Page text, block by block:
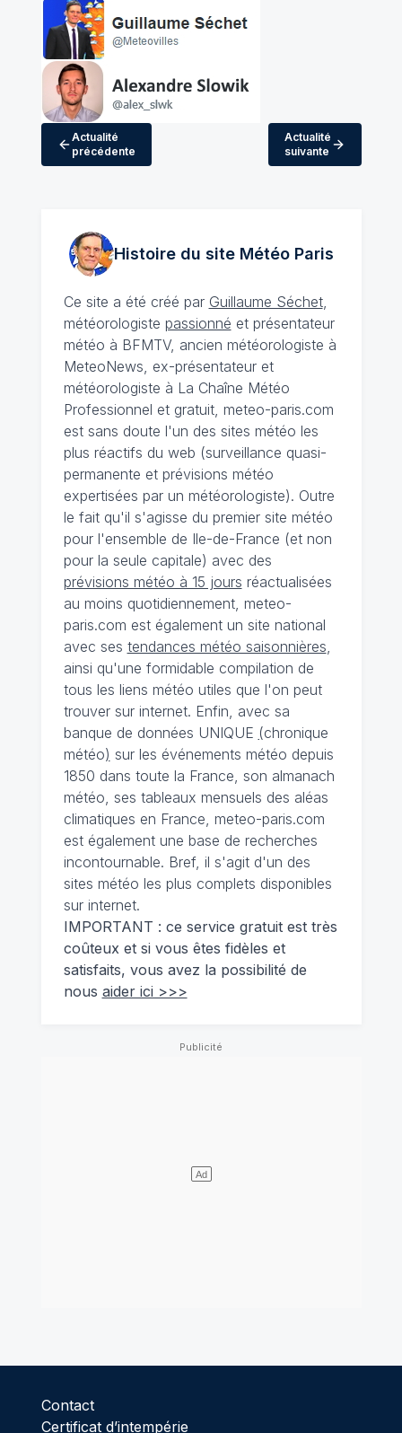
Actualité
précédente
Actualité
suivante
Histoire du site MétéoParis
Ce site a été créé par Guillaume Séchet,
météorologiste passionné et présentateur
météo à BFMTV, ancien météorologiste à
MeteoNews, ex-présentateur et
météorologiste à La Chaîne Météo
Professionnel et gratuit, meteo-paris.com
est sans doute l'un des sites météo les
plus réactifs du web (surveillance quasi-
permanente et prévisions météo
expertisées par un météorologiste). Outre
le fait qu'il s'agisse du premier site météo
pour l'ensemble de Ile-de-France (et non
pour la seule capitale) avec des
prévisions météo à 15 jours réactualisées
au moins quotidiennement, meteo-
paris.com est également un site national
avec ses tendances météo saisonnières,
ainsi qu'une formidable compilation de
tous les liens météo utiles que l'on peut
trouver sur internet. Enfin, avec sa
banque de données UNIQUE (chronique
météo) sur les événements météo depuis
1850 dans toute la France, son almanach
météo, ses tableaux mensuels des aléas
climatiques en France, meteo-paris.com
est également une base de recherches
incontournable. Bref, il s'agit d'un des
sites météo les plus complets disponibles
sur internet.
IMPORTANT : ce service gratuit est très
coûteux et si vous êtes fidèles et
satisfaits, vous avez la possibilité de
nous aider ici >>>
Contact
Certificat d’intempérie